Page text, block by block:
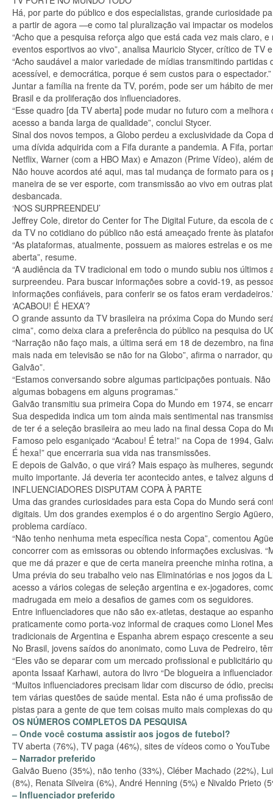
Há, por parte do público e dos especialistas, grande curiosidade
a partir de agora —e como tal pluralização vai impactar os
“Acho que a pesquisa reforça algo que está cada vez mais claro,
eventos esportivos ao vivo”, analisa Mauricio Stycer, crítico de TV
“Acho saudável a maior variedade de mídias transmitindo
acessível, e democrática, porque é sem custos para o espectador.”
Juntar a família na frente da TV, porém, pode ser um hábito de
Brasil e da proliferação dos influenciadores.
“Esse quadro [da TV aberta] pode mudar no futuro com a
acesso a banda larga de qualidade”, conclui Stycer.
Sinal dos novos tempos, a Globo perdeu a exclusividade da
uma dívida adquirida com a Fifa durante a pandemia. A Fifa,
Netflix, Warner (com a HBO Max) e Amazon (Prime Vídeo), além
Não houve acordos até aqui, mas tal mudança de formato para
maneira de se ver esporte, com transmissão ao vivo em outras
desbancada.
‘NOS SURPREENDEU’
Jeffrey Cole, diretor do Center for The Digital Future, da escola
da TV no cotidiano do público não está ameaçado frente às
“As plataformas, atualmente, possuem as maiores estrelas e os
aberta”, resume.
“A audiência da TV tradicional em todo o mundo subiu nos
surpreendeu. Para buscar informações sobre a covid-19, as
informações confiáveis, para conferir se os fatos eram
‘ACABOU! É HEXA’?
O grande assunto da TV brasileira na próxima Copa do Mundo
cima”, como deixa clara a preferência do público na pesquisa do
“Narração não faço mais, a última será em 18 de dezembro, na
mais nada em televisão se não for na Globo”, afirma o narrador,
Galvão”.
“Estamos conversando sobre algumas participações pontuais.
algumas bobagens em alguns programas.”
Galvão transmitiu sua primeira Copa do Mundo em 1974, se
Sua despedida indica um tom ainda mais sentimental nas
de ter é a seleção brasileira ao meu lado na final dessa Copa do
Famoso pelo esganiçado “Acabou! É tetra!” na Copa de 1994,
É hexa!” que encerraria sua vida nas transmissões.
E depois de Galvão, o que virá? Mais espaço às mulheres,
muito importante. Já deveria ter acontecido antes, e talvez
INFLUENCIADORES DISPUTAM COPA À PARTE
Uma das grandes curiosidades para esta Copa do Mundo será
digitais. Um dos grandes exemplos é o do argentino Sergio
problema cardíaco.
“Não tenho nenhuma meta específica nesta Copa”, comentou
concorrer com as emissoras ou obtendo informações exclusivas.
que me dá prazer e que de certa maneira preenche minha rotina,
Uma prévia do seu trabalho veio nas Eliminatórias e nos jogos
acesso a vários colegas de seleção argentina e ex-jogadores,
madrugada em meio a desafios de games com os seguidores.
Entre influenciadores que não são ex-atletas, destaque ao
praticamente como porta-voz informal de craques como Lionel
tradicionais de Argentina e Espanha abrem espaço crescente a
No Brasil, jovens saídos do anonimato, como Luva de Pedreiro,
“Eles vão se deparar com um mercado profissional e publicitário
aponta Issaaf Karhawi, autora do livro “De blogueira a
“Muitos influenciadores precisam lidar com discurso de ódio,
tem várias questões de saúde mental. Esta não é uma profissão
pistas para a gente de que tem coisas muito mais complexas do
OS NÚMEROS COMPLETOS DA PESQUISA
– Onde você costuma assistir aos jogos de futebol?
TV aberta (76%), TV paga (46%), sites de vídeos como o
– Narrador preferido
Galvão Bueno (35%), não tenho (33%), Cléber Machado (22%),
(8%), Renata Silveira (6%), André Henning (5%) e Nivaldo Prieto
– Influenciador preferido